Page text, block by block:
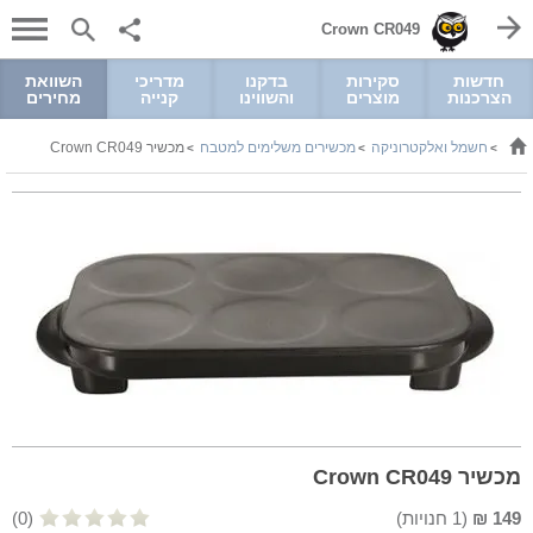
Crown CR049
חדשות
הצרכנות
סקירות
מוצרים
בדקנו
והשווינו
מדריכי
קנייה
השוואת
מחירים
> חשמל ואלקטרוניקה >מכשירים משלימים למטבח >מכשיר Crown CR049
מכשיר Crown CR049
149
₪
(
1 חנויות) (0)